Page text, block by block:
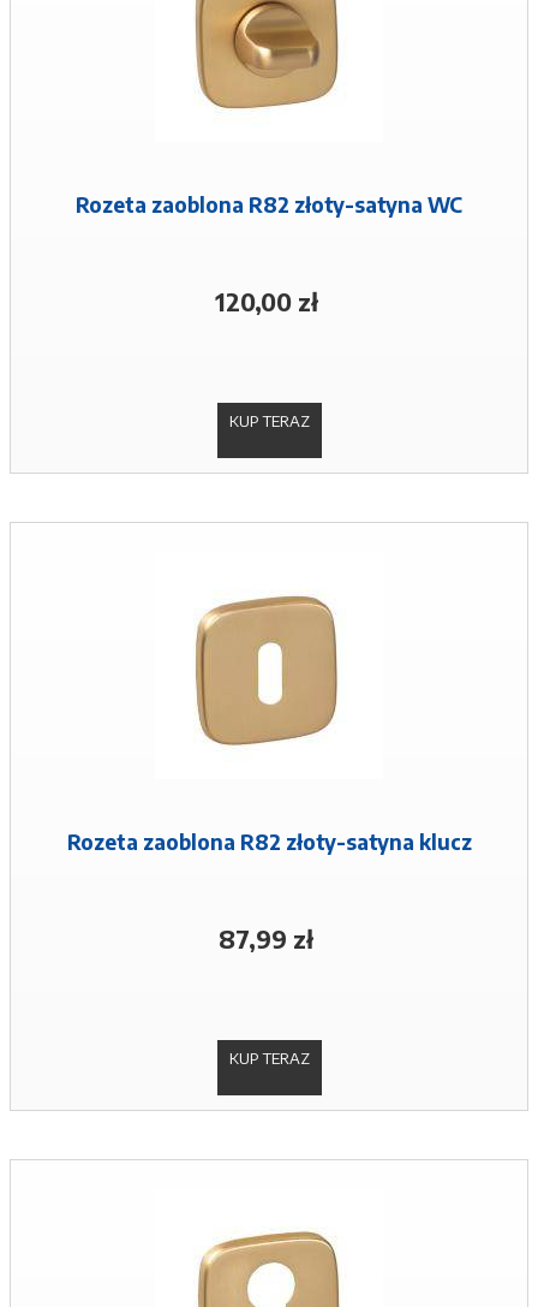
Rozeta zaoblona R82 złoty-satyna WC
120,00 zł
KUP TERAZ
Rozeta zaoblona R82 złoty-satyna klucz
87,99 zł
KUP TERAZ